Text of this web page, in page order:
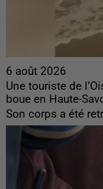
6 août 2026
Une touriste de
boue en Haute-
Son corps a été